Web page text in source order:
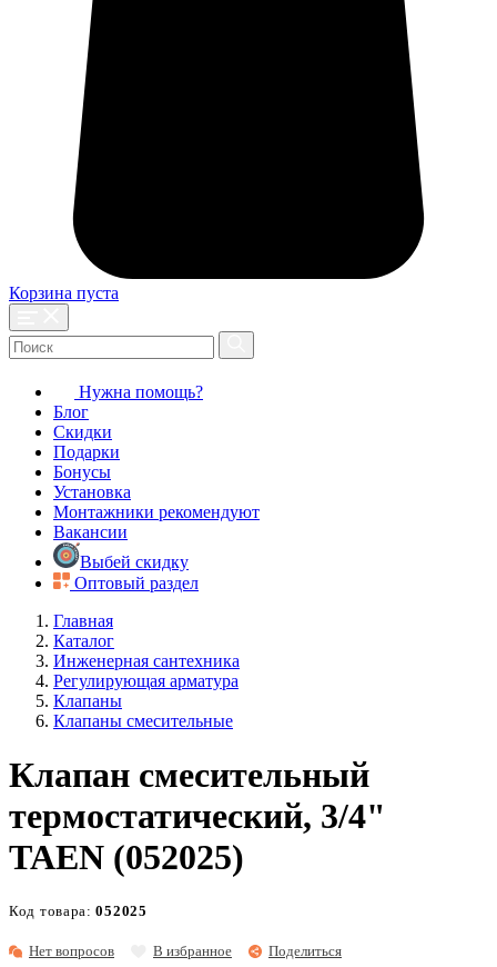
Корзина пуста
Нужна помощь?
Блог
Скидки
Подарки
Бонусы
Установка
Монтажники рекомендуют
Вакансии
Выбей скидку
Оптовый раздел
Главная
Каталог
Инженерная сантехника
Регулирующая арматура
Клапаны
Клапаны смесительные
Клапан смесительный
термостатический, 3/4"
TAEN (052025)
Нет вопросов В избранное Поделиться
Код товара:052025